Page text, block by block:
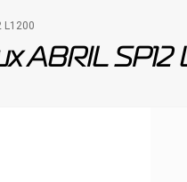
L1200
ABRIL SP12